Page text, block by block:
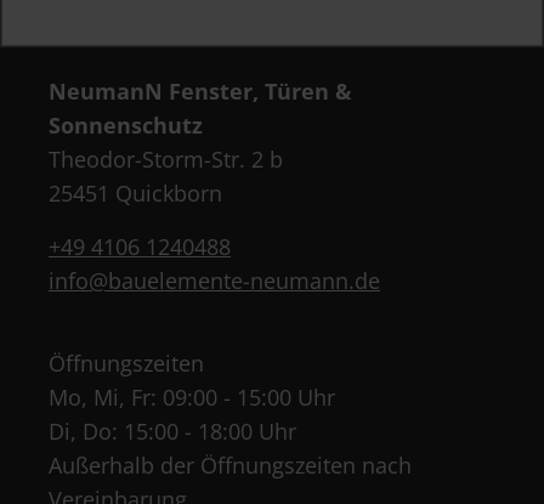
NeumanN Fenster, Türen &
Sonnenschutz
Theodor-Storm-Str. 2 b
25451 Quickborn
+49 4106 1240488
info@bauelemente-neumann.de
Öffnungszeiten
Mo, Mi, Fr: 09:00 - 15:00 Uhr
Di, Do: 15:00 - 18:00 Uhr
Außerhalb der Öffnungszeiten nach